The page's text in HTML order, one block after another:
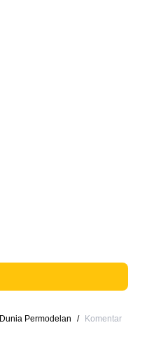
Permodelan / Komentar